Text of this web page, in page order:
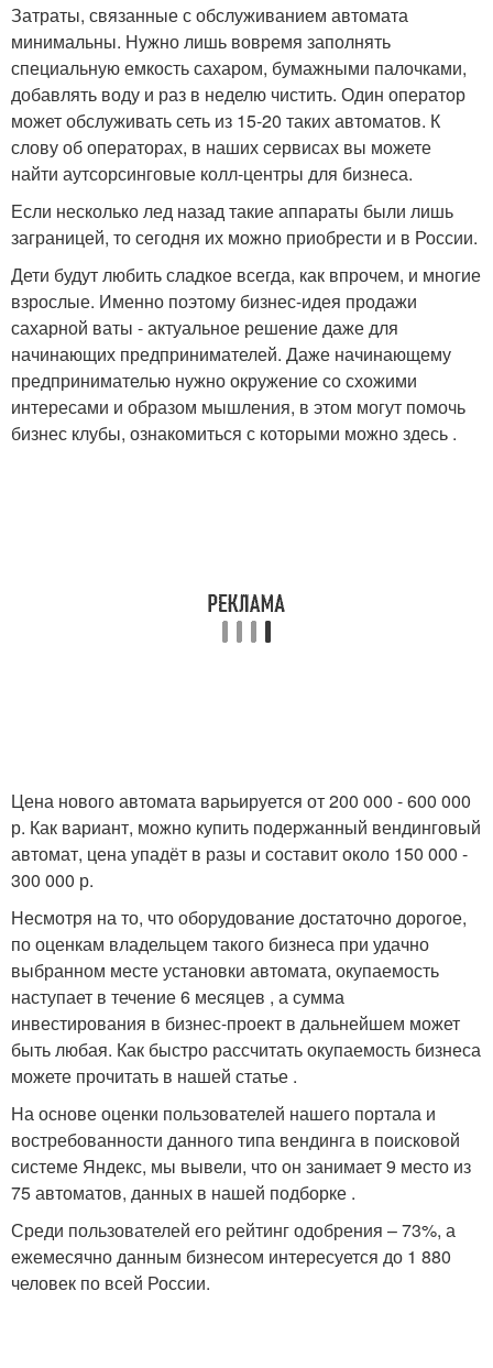
Затраты, связанные с обслуживанием автомата
минимальны. Нужно лишь вовремя заполнять
специальную емкость сахаром, бумажными палочками,
добавлять воду и раз в неделю чистить. Один оператор
может обслуживать сеть из 15-20 таких автоматов. К
слову об операторах, в наших сервисах вы можете
найти аутсорсинговые колл-центры для бизнеса.
Если несколько лед назад такие аппараты были лишь
заграницей, то сегодня их можно приобрести и в России.
Дети будут любить сладкое всегда, как впрочем, и многие
взрослые. Именно поэтому бизнес-идея продажи
сахарной ваты - актуальное решение даже для
начинающих предпринимателей. Даже начинающему
предпринимателью нужно окружение со схожими
интересами и образом мышления, в этом могут помочь
бизнес клубы, ознакомиться с которыми можно здесь .
Цена нового автомата варьируется от 200 000 - 600 000
р. Как вариант, можно купить подержанный вендинговый
автомат, цена упадёт в разы и составит около 150 000 -
300 000 р.
Несмотря на то, что оборудование достаточно дорогое,
по оценкам владельцем такого бизнеса при удачно
выбранном месте установки автомата, окупаемость
наступает в течение 6 месяцев , а сумма
инвестирования в бизнес-проект в дальнейшем может
быть любая. Как быстро рассчитать окупаемость бизнеса
можете прочитать в нашей статье .
На основе оценки пользователей нашего портала и
востребованности данного типа вендинга в поисковой
системе Яндекс, мы вывели, что он занимает 9 место из
75 автоматов, данных в нашей подборке .
Среди пользователей его рейтинг одобрения – 73%, а
ежемесячно данным бизнесом интересуется до 1 880
человек по всей России.